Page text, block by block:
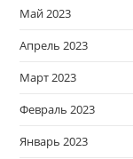
Май 2023
Апрель 2023
Март 2023
Февраль 2023
Январь 2023